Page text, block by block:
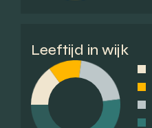
Onderhoud buiten
Huidig gebruik
Leeftijd in wijk